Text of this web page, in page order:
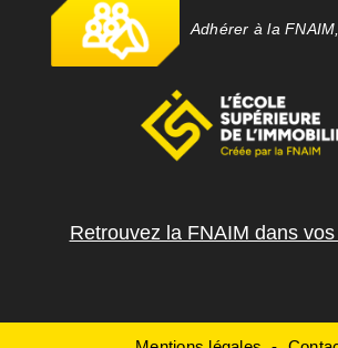
Adhérer à la
Retrouvez la FNAIM dans